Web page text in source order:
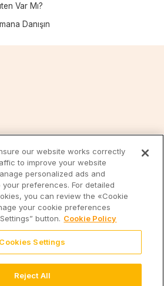
Var Mı?
Danışın
Form’la
Kal
our website works correctly
to improve your website
personalized ads and
preferences. For detailed
you can review the «Cookie
your cookie preferences
button. Cookie Policy
Cookies Settings
Reject All